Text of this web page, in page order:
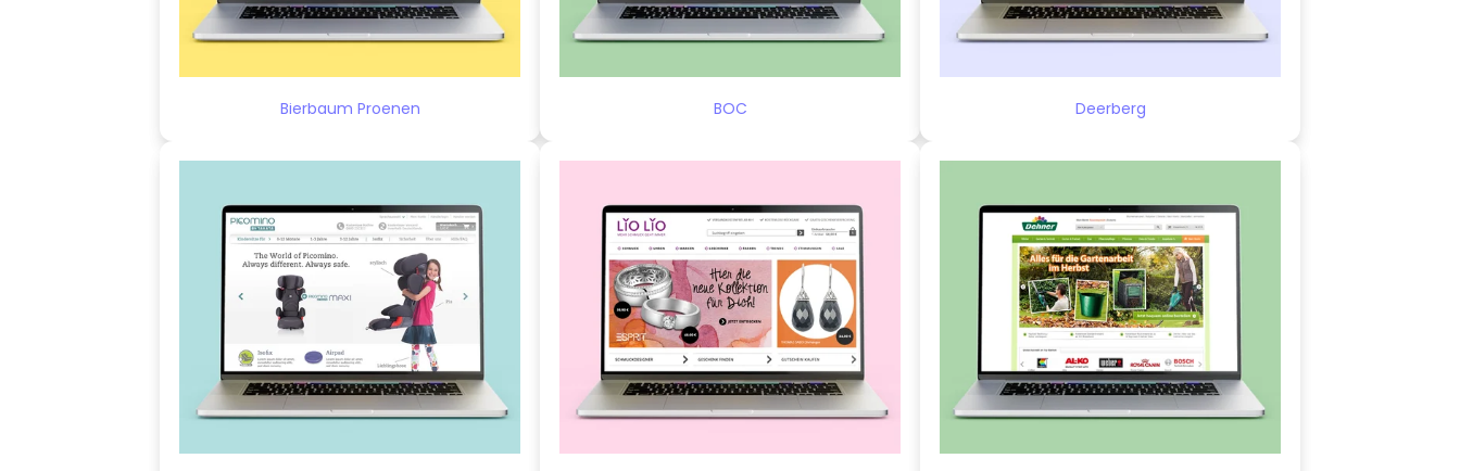
Bierbaum Proenen BOC Deerberg